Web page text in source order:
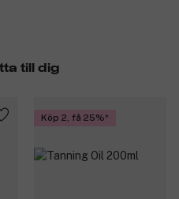
till dig
Köp 2, få 25%